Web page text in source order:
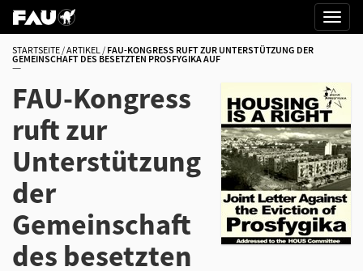
STARTSEITE ARTIKEL FAU-KONGRESS RUFT ZUR UNTERSTÜTZUNG DER
GEMEINSCHAFT DES BESETZTEN PROSFYGIKA AUF
FAU-Kongress
ruft zur
Unterstützung
der
Gemeinschaft
des besetzten